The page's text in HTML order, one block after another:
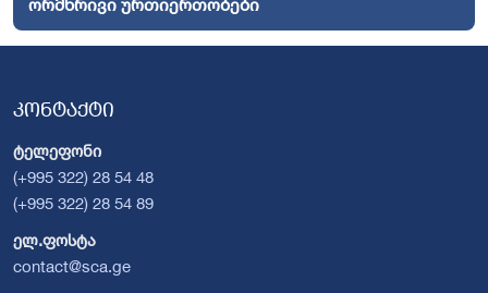
ორმხრივი ურთიერთობები
კონტაქტი
ტელეფონი
(+995 322) 28 54 48
(+995 322) 28 54 89
ელ.ფოსტა
contact@sca.ge